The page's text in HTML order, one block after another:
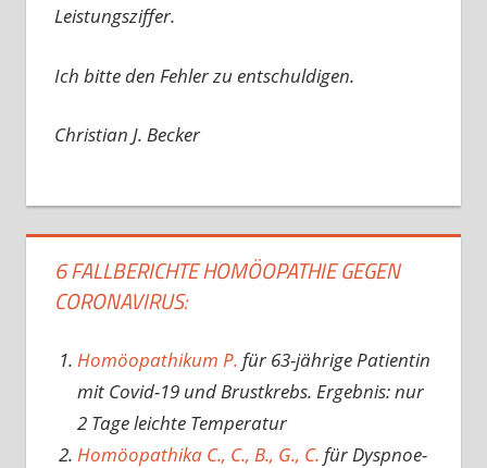
Leistungsziffer.
Ich bitte den Fehler zu entschuldigen.
Christian J. Becker
6 FALLBERICHTE HOMÖOPATHIE GEGEN
CORONAVIRUS:
Homöopathikum P. für 63-jährige Patientin
mit Covid-19 und Brustkrebs. Ergebnis: nur
2 Tage leichte Temperatur
Homöopathika C., C., B., G., C. für Dyspnoe-